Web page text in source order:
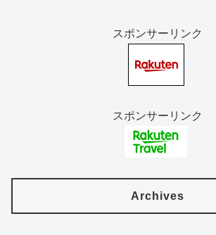
スポンサーリンク
スポンサーリンク
Archives